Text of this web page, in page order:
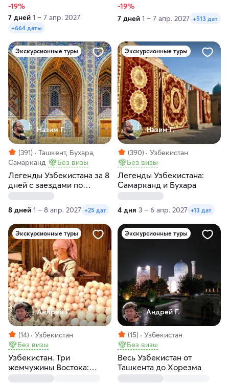
-19%
7 дней 1 – 7 апр. 2027
+664 даты
-19%
7 дней 1 – 7 апр. 2027 +513 дат
Экскурсионные туры
Назим Г.
(391)
Ташкент, Бухара,
Самарканд
Без визы
Легенды Узбекистана за 8
дней с заездами по
вторникам
8 дней 1 – 8 апр. 2027 +25 дат
Экскурсионные туры
Назим Г.
(390)
Узбекистан
Без визы
Легенды Узбекистана:
Самарканд и Бухара
4 дня 3 – 6 апр. 2027 +13 дат
Экскурсионные туры
Андрей Г.
(14)
Узбекистан
Без визы
Узбекистан. Три
жемчужины Востока:
Самарканд, Бухара и Хива
Экскурсионные туры
Андрей Г.
(15)
Узбекистан
Без визы
Весь Узбекистан от
Ташкента до Хорезма